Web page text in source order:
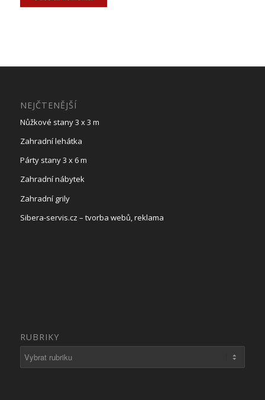
NEJČTENĚJŠÍ
Nůžkové stany 3 x 3 m
Zahradní lehátka
Párty stany 3 x 6 m
Zahradní nábytek
Zahradní grily
Sibera-servis.cz – tvorba webů, reklama
RUBRIKY